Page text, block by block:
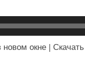
новом окне | Скачать